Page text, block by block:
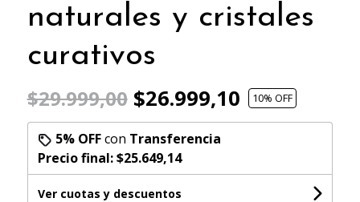
naturales y cristales
curativos
$29.999,00$26.999,10 10% OFF
5% OFFcon Transferencia
Precio final:$25.649,14
Ver cuotas y descuentos